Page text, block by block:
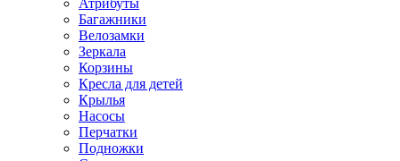
Атрибуты
Багажники
Велозамки
Зеркала
Корзины
Кресла для детей
Крылья
Насосы
Перчатки
Подножки